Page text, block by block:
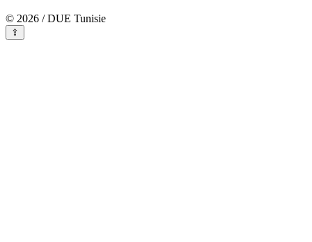
© 2026 / DUE Tunisie
⇪